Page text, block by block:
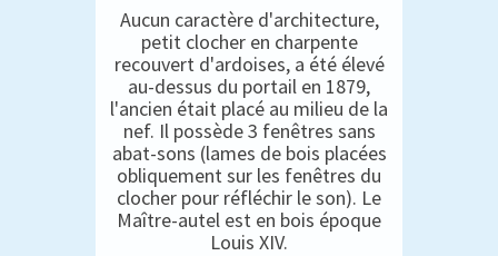
Aucun caractère d'architecture,
petit clocher en charpente
recouvert d'ardoises, a été élevé
au-dessus du portail en 1879,
l'ancien était placé au milieu de la
nef. Il possède 3 fenêtres sans
abat-sons (lames de bois placées
obliquement sur les fenêtres du
clocher pour réfléchir le son). Le
Maître-autel est en bois époque
Louis XIV.